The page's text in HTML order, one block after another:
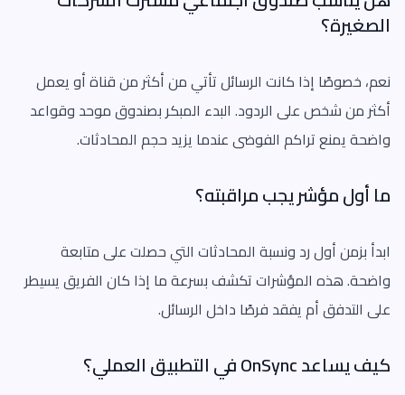
الصغيرة؟
نعم، خصوصًا إذا كانت الرسائل تأتي من أكثر من قناة أو يعمل
أكثر من شخص على الردود. البدء المبكر بصندوق موحد وقواعد
واضحة يمنع تراكم الفوضى عندما يزيد حجم المحادثات.
ما أول مؤشر يجب مراقبته؟
ابدأ بزمن أول رد ونسبة المحادثات التي حصلت على متابعة
واضحة. هذه المؤشرات تكشف بسرعة ما إذا كان الفريق يسيطر
على التدفق أم يفقد فرصًا داخل الرسائل.
كيف يساعد OnSync في التطبيق العملي؟